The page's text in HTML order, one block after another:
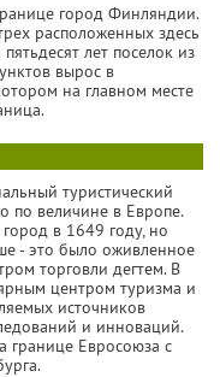
город Финляндии.
расположенных здесь
лет поселок из
вырос в
на главном месте
туристический
по величине в Европе.
в 1649 году, но
- это было оживленное
торговли дегтем. В
центром туризма и
источников
и инноваций.
границе Евросоюза с